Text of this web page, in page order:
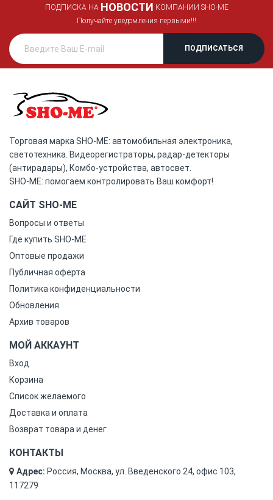
ПОДПИСКА НА НОВОСТИ КОМПАНИИ SHO-ME
Получайте уведомления первыми!!!
Торговая марка SHO-ME: автомобильная электроника,
светотехника. Видеорегистраторы, радар-детекторы
(антирадары), Комбо-устройства, автосвет.
SHO-ME: помогаем контролировать Ваш комфорт!
САЙТ SHO-ME
Вопросы и ответы
Где купить SHO-ME
Оптовые продажи
Публичная оферта
Политика конфиденциальности
Обновления
Архив товаров
МОЙ АККАУНТ
Вход
Корзина
Список желаемого
Доставка и оплата
Возврат товара и денег
КОНТАКТЫ
Адрес: Россия, Москва, ул. Введенского 24, офис 103,
117279